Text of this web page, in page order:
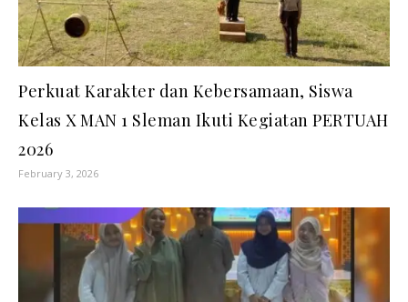
Perkuat Karakter dan Kebersamaan, Siswa
Kelas X MAN 1 Sleman Ikuti Kegiatan PERTUAH
2026
February 3, 2026